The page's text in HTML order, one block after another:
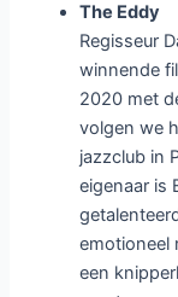
The Eddy
Regisseur
winnende
2020 met
volgen we
jazzclub in
eigenaar is
emotioneel
een